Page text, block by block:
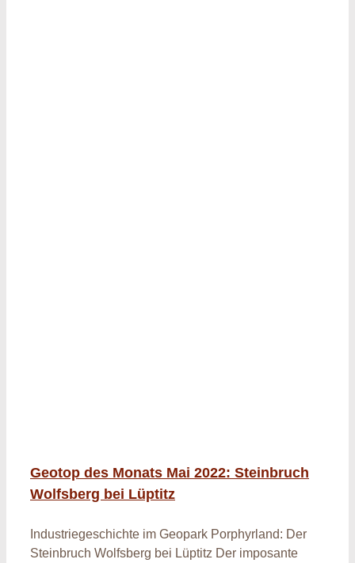
Geotop des Monats Mai 2022: Steinbruch
Wolfsberg bei Lüptitz
Industriegeschichte im Geopark Porphyrland: Der
Steinbruch Wolfsberg bei Lüptitz Der imposante